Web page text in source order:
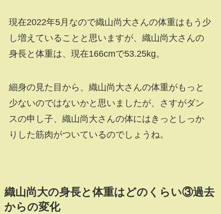
現在2022年5月なので織山尚大さんの体重はもう少
し増えていることと思いますが、織山尚大さんの
身長と体重は、現在166cmで53.25kg。
細身の見た目から、織山尚大さんの体重がもっと
少ないのではないかと思いましたが、さすがダン
スの申し子、織山尚大さんの体にはきっとしっか
りした筋肉がついているのでしょうね。
織山尚大の身長と体重はどのくらい③過去
からの変化